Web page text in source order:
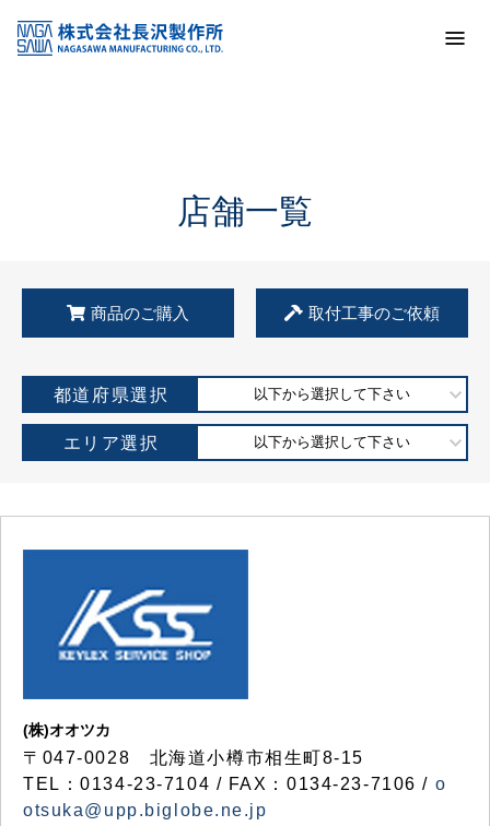
KSS加盟店・取扱店情報
店舗一覧
店舗一覧
商品のご購入 取付工事のご依頼
都道府県選択 以下から選択して下さい
エリア選択 以下から選択して下さい
(株)オオツカ
〒047-0028 北海道小樽市相生町8-15
TEL：0134-23-7104 / FAX：0134-23-7106 / o
otsuka@upp.biglobe.ne.jp